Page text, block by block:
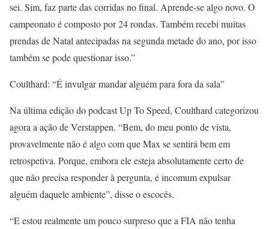
sei. Sim, faz parte das corridas no final. Aprende-se algo novo. O
campeonato é composto por 24 rondas. Também recebi muitas
prendas de Natal antecipadas na segunda metade do ano, por isso
também se pode questionar isso.”
Coulthard: “É invulgar mandar alguém para fora da sala”
Na última edição do podcast Up To Speed, Coulthard categorizou
agora a ação de Verstappen. “Bem, do meu ponto de vista,
provavelmente não é algo com que Max se sentirá bem em
retrospetiva. Porque, embora ele esteja absolutamente certo de
que não precisa responder à pergunta, é incomum expulsar
alguém daquele ambiente”, disse o escocês.
“E estou realmente um pouco surpreso que a FIA não tenha